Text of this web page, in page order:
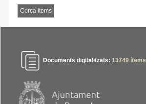
Documents digitalitzats: 13749ítems